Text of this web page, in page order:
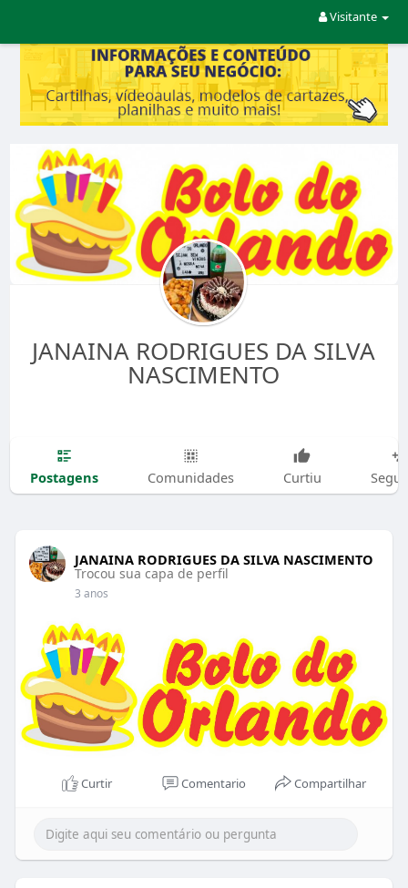
Visitante
JANAINA RODRIGUES DA SILVA
NASCIMENTO
Postagens Comunidades Curtiu
JANAINA RODRIGUES DA SILVA NASCIMENTO
Trocou sua capa de perfil
3 anos
Curtir Comentario Compartilhar